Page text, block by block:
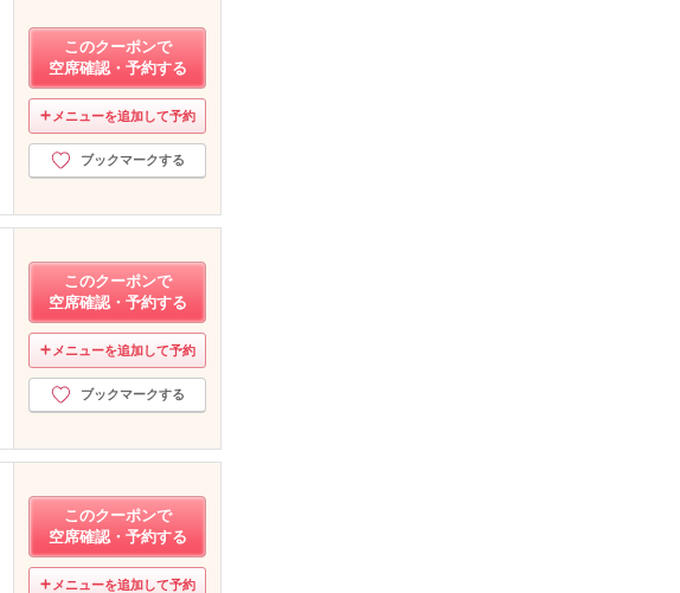
このクーポンで
空席確認・予約する
メニューを追加して予約
ブックマークする
このクーポンで
空席確認・予約する
メニューを追加して予約
ブックマークする
このクーポンで
空席確認・予約する
メニューを追加して予約